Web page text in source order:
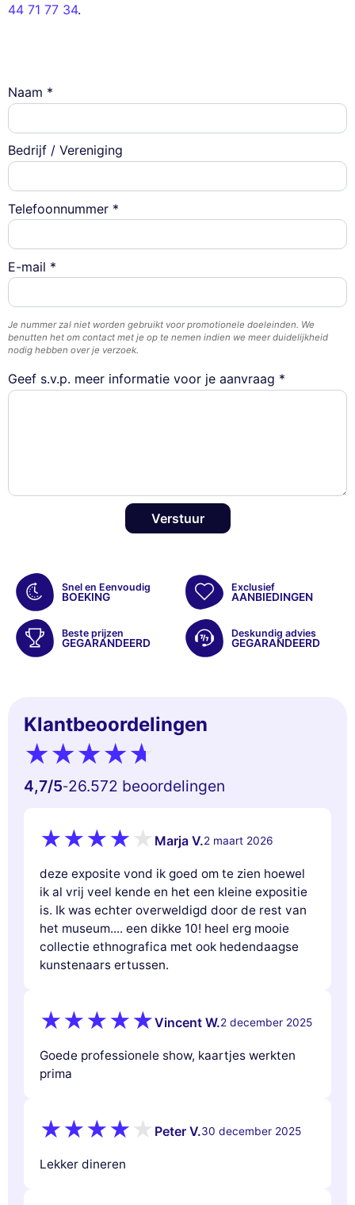
44 71 77 34.
Naam *
Bedrijf / Vereniging
Telefoonnummer *
E-mail *
Je nummer zal niet worden gebruikt voor promotionele doeleinden. We
benutten het om contact met je op te nemen indien we meer duidelijkheid
nodig hebben over je verzoek.
Geef s.v.p. meer informatie voor je aanvraag *
Verstuur
Snel en Eenvoudig
BOEKING
Exclusief
AANBIEDINGEN
Beste prijzen
GEGARANDEERD
Deskundig advies
GEGARANDEERD
Klantbeoordelingen
4,7/5-26.572 beoordelingen
Marja V.2 maart 2026
deze exposite vond ik goed om te zien hoewel
ik al vrij veel kende en het een kleine expositie
is. Ik was echter overweldigd door de rest van
het museum.... een dikke 10! heel erg mooie
collectie ethnografica met ook hedendaagse
kunstenaars ertussen.
Vincent W.2 december 2025
Goede professionele show, kaartjes werkten
prima
Peter V.30 december 2025
Lekker dineren